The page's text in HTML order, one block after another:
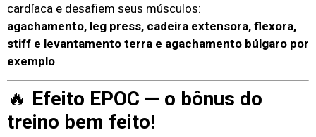
cardíaca e desafiem seus músculos:
agachamento, leg press, cadeira extensora, flexora,
stiff e levantamento terra e agachamento búlgaro por
exemplo
🔥 Efeito EPOC — o bônus do
treino bem feito!